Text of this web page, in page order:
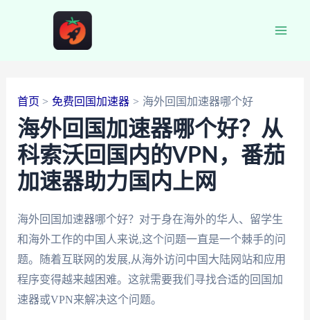
首页 免费回国加速器 海外回国加速器哪个好
海外回国加速器哪个好？从
科索沃回国内的VPN，番茄
加速器助力国内上网
海外回国加速器哪个好？对于身在海外的华人、留学生
和海外工作的中国人来说,这个问题一直是一个棘手的问
题。随着互联网的发展,从海外访问中国大陆网站和应用
程序变得越来越困难。这就需要我们寻找合适的回国加
速器或VPN来解决这个问题。